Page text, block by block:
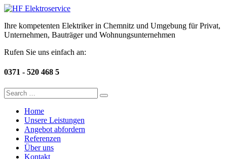
Ihre kompetenten Elektriker in Chemnitz und Umgebung für Privat,
Unternehmen, Bauträger und Wohnungsunternehmen
Rufen Sie uns einfach an:
0371 - 520 468 5
Home
Unsere Leistungen
Angebot abfordern
Referenzen
Über uns
Kontakt